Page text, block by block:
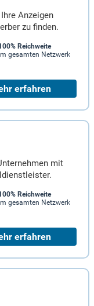
Anzeigen
zu finden.
Reichweite
gesamten Netzwerk
erfahren
mit
Reichweite
gesamten Netzwerk
erfahren